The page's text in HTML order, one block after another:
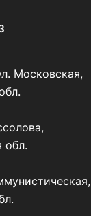
Московская,
обл.